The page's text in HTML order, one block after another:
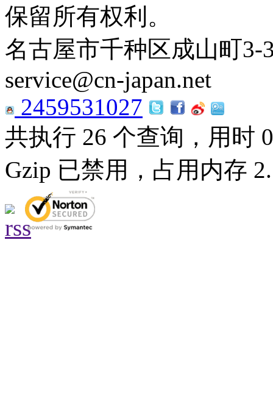
保留所有权利。
名古屋市千种区成山町3-
service@cn-japan.net
2459531027
共执行 26 个查询，用时
Gzip 已禁用，占用内存